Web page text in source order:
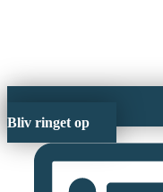
Bliv ringet op